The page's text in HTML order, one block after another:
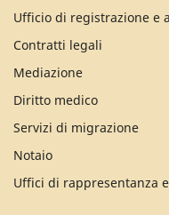
Ufficio di registrazione e
Contratti legali
Mediazione
Diritto medico
Servizi di migrazione
Notaio
Uffici di rappresentanza